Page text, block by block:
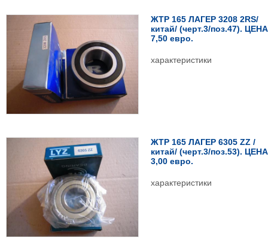
ЖТР 165 ЛАГЕР 3208 2RS/
китай/ (черт.3/поз.47). ЦЕНА
7,50 евро.
характеристики
ЖТР 165 ЛАГЕР 6305 ZZ /
китай/ (черт.3/поз.53). ЦЕНА
3,00 евро.
характеристики